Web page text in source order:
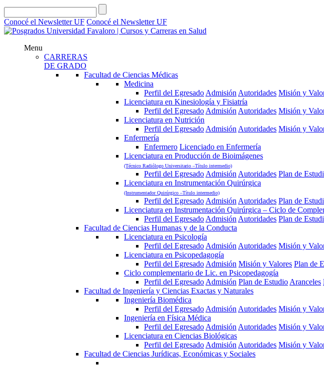
Conocé el Newsletter UF Conocé el Newsletter UF
Menu
CARRERAS
DE GRADO
Facultad de Ciencias Médicas
Medicina
Perfil del Egresado Admisión Autoridades Misión y
Licenciatura en Kinesiología y Fisiatría
Perfil del Egresado Admisión Autoridades Misión y
Licenciatura en Nutrición
Perfil del Egresado Admisión Autoridades Misión y
Enfermería
Enfermero Licenciado en Enfermería
Licenciatura en Producción de Bioimágenes
(Técnico Radiólogo Universitario –Título intermedio)
Perfil del Egresado Admisión Autoridades Plan de
Licenciatura en Instrumentación Quirúrgica
(Instrumentador Quirúrgico –Título intermedio)
Perfil del Egresado Admisión Autoridades Plan de
Licenciatura en Instrumentación Quirúrgica – Ciclo de
Perfil del Egresado Admisión Autoridades Plan de
Facultad de Ciencias Humanas y de la Conducta
Licenciatura en Psicología
Perfil del Egresado Admisión Autoridades Misión y
Licenciatura en Psicopedagogía
Perfil del Egresado Admisión Misión y Valores Plan de
Ciclo complementario de Lic. en Psicopedagogía
Perfil del Egresado Admisión Plan de Estudio Aranceles
Facultad de Ingeniería y Ciencias Exactas y Naturales
Ingeniería Biomédica
Perfil del Egresado Admisión Autoridades Misión y
Ingeniería en Física Médica
Perfil del Egresado Admisión Autoridades Misión y
Licenciatura en Ciencias Biológicas
Perfil del Egresado Admisión Autoridades Misión y
Facultad de Ciencias Jurídicas, Económicas y Sociales